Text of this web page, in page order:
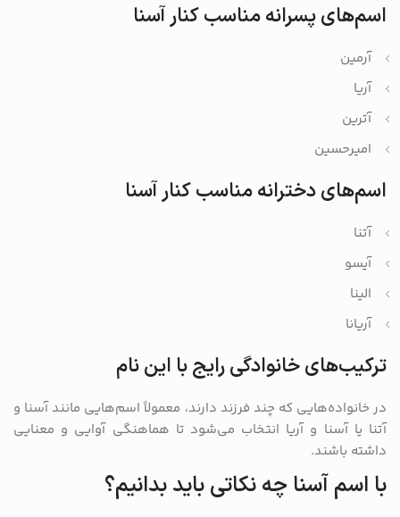
اسم‌های پسرانه مناسب کنار آسنا
آرمین
آریا
آترین
امیرحسین
اسم‌های دخترانه مناسب کنار آسنا
آتنا
آیسو
الینا
آریانا
ترکیب‌های خانوادگی رایج با این نام
در خانواده‌هایی که چند فرزند دارند، معمولاً اسم‌هایی مانند آسنا و
آتنا یا آسنا و آریا انتخاب می‌شود تا هماهنگی آوایی و معنایی
داشته باشند.
با اسم آسنا چه نکاتی باید بدانیم؟